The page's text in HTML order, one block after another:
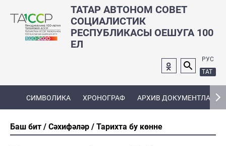
ТАТАР АВТОНОМ СОВЕТ
СОЦИАЛИСТИК
РЕСПУБЛИКАСЫ ОЕШУГА 100
ЕЛ
РУС
ТАТ
СИМВОЛИКА ХРОНОГРАФ АРХИВ ДОКУМЕНТЛАРЫ
Баш бит Сәхифәләр Тарихта бу көнне